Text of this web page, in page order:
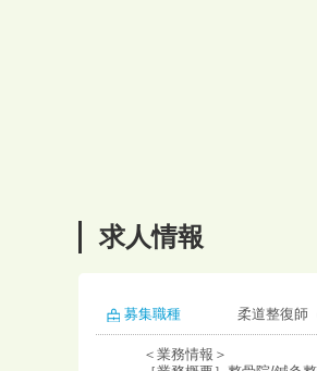
求人情報
募集職種 柔道整復師
＜業務情報＞